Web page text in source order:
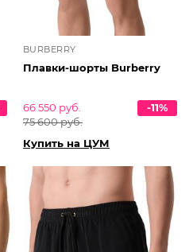
BURBERRY
Плавки-шорты Burberry
66 550 руб.
75 600 руб.
-11%
Купить на ЦУМ